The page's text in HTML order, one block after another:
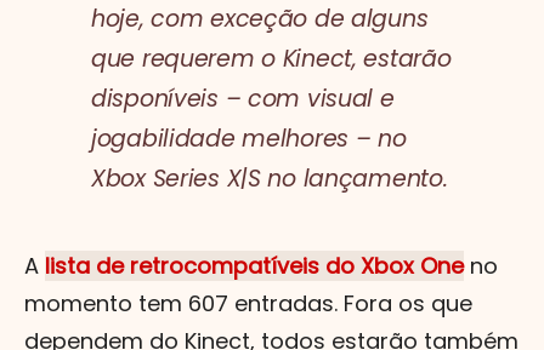
hoje, com exceção de alguns
que requerem o Kinect, estarão
disponíveis – com visual e
jogabilidade melhores – no
Xbox Series X|S no lançamento.
A lista de retrocompatíveis do Xbox Oneno
momento tem 607 entradas. Fora os que
dependem do Kinect, todos estarão também